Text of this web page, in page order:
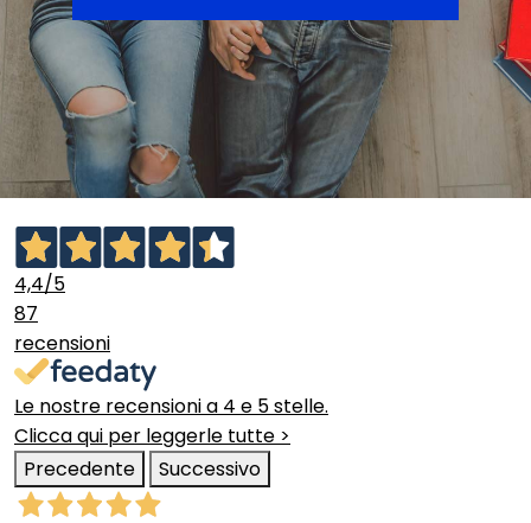
4,4/5
87
recensioni
Le nostre recensioni a 4 e 5 stelle.
Clicca qui per leggerle tutte >
Precedente
Successivo